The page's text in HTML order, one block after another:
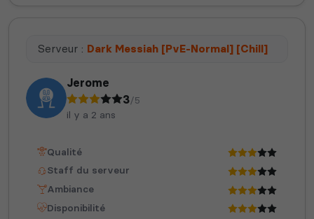
Serveur : Dark Messiah [PvE-Normal] [Chill]
Jerome
3/5
il y a 2 ans
Qualité
Staff du serveur
Ambiance
Disponibilité